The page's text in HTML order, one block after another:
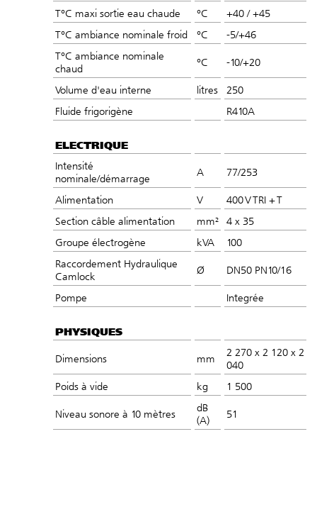
T°C maxi sortie eau chaude
°C
+40 / +45
T°C ambiance nominale froid
°C
-5/+46
T°C ambiance nominale
chaud
°C -10/+20
Volume d'eau interne litres
250
Fluide frigorigène
R410A
ELECTRIQUE
Intensité
nominale/démarrage
A 77/253
Alimentation V
400 V TRI + T
Section câble alimentation
mm² 4 x 35
Groupe électrogène
kVA
100
Raccordement Hydraulique
Camlock
Ø DN50 PN10/16
Pompe Integrée
PHYSIQUES
Dimensions mm
2 270 x 2 120 x 2
040
Poids à vide
kg 1 500
Niveau sonore à 10 mètres
dB
(A)
51